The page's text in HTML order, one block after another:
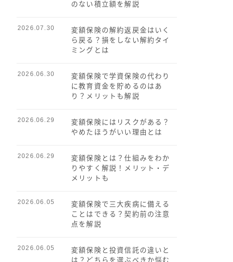
のない積立額を解説
変額保険の解約返戻金はいく
ら戻る？損をしない解約タイ
ミングとは
2026.07.30
変額保険で学資保険の代わり
に教育資金を貯めるのはあ
り？メリットも解説
2026.06.30
変額保険にはリスクがある？
やめたほうがいい理由とは
2026.06.29
変額保険とは？仕組みをわか
りやすく解説！メリット・デ
メリットも
2026.06.29
変額保険で三大疾病に備える
ことはできる？契約前の注意
点を解説
2026.06.05
変額保険と投資信託の違いと
は？どちらを選ぶべきか悩む
2026.06.05